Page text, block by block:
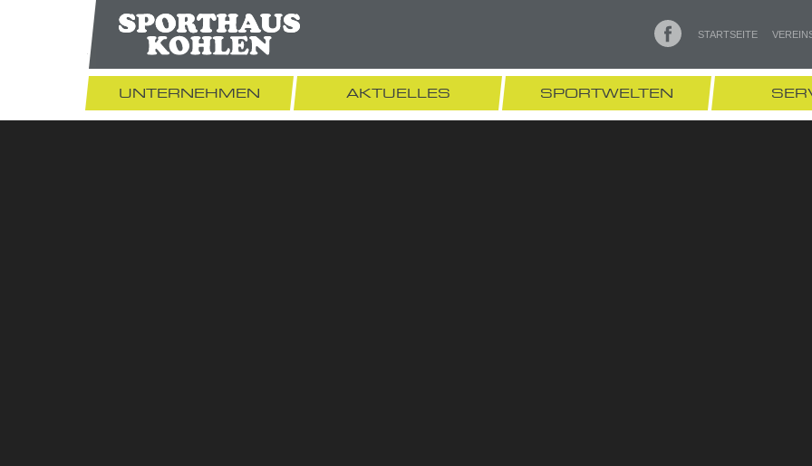
STARTSEITE
UNTERNEHMEN AKTUELLES SPORTWELTEN